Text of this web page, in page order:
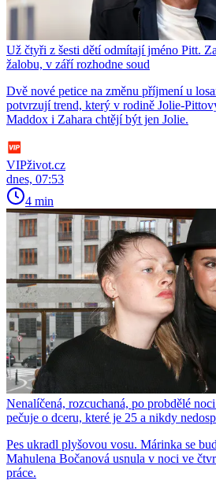
Už čtyři z šesti dětí odmítají jméno Pitt.
žalobu, v září rozhodne soud
Dvě nové petice na změnu příjmení u
potvrzují trend, který v rodině Jolie-
Maddox i Zahara chtějí být jen Jolie.
VIPživot.cz
dnes, 07:53
4 min
Nenalíčená, rozcuchaná, po probdělé
pečuje o dceru, které je 25 a nikdy
Pes ukradl plyšovou vosu. Márinka se
Mahulena Bočanová usnula v noci ve
práce.